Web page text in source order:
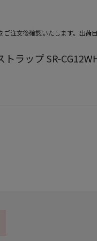
注文後確認いたします。出荷
ラップ SR-